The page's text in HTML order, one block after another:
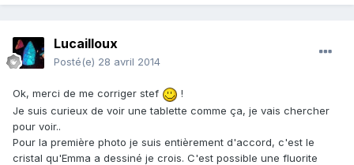
Lucailloux
Posté(e) 28 avril 2014
Ok, merci de me corriger stef
!
Je suis curieux de voir une tablette comme ça, je vais chercher
pour voir..
Pour la première photo je suis entièrement d'accord, c'est le
cristal qu'Emma a dessiné je crois. C'est possible une fluorite